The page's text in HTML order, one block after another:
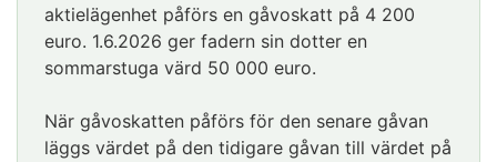
aktielägenhet påförs en gåvoskatt på 4 200
euro. 1.6.2026 ger fadern sin dotter en
sommarstuga värd 50 000 euro.
När gåvoskatten påförs för den senare gåvan
läggs värdet på den tidigare gåvan till värdet på